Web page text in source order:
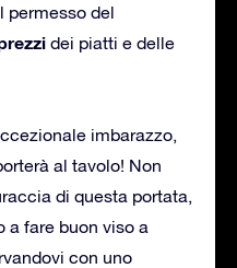
permesso del
dei piatti e delle
imbarazzo,
al tavolo! Non
di questa portata,
a fare buon viso a
con uno